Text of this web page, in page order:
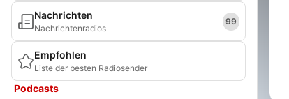
Nachrichten
Nachrichtenradios
99
Empfohlen
Liste der besten Radiosender
Podcasts